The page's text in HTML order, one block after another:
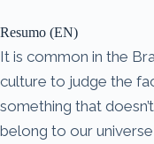
Resumo (EN)
It is common in the
culture to judge the
something that doesn’t
belong to our